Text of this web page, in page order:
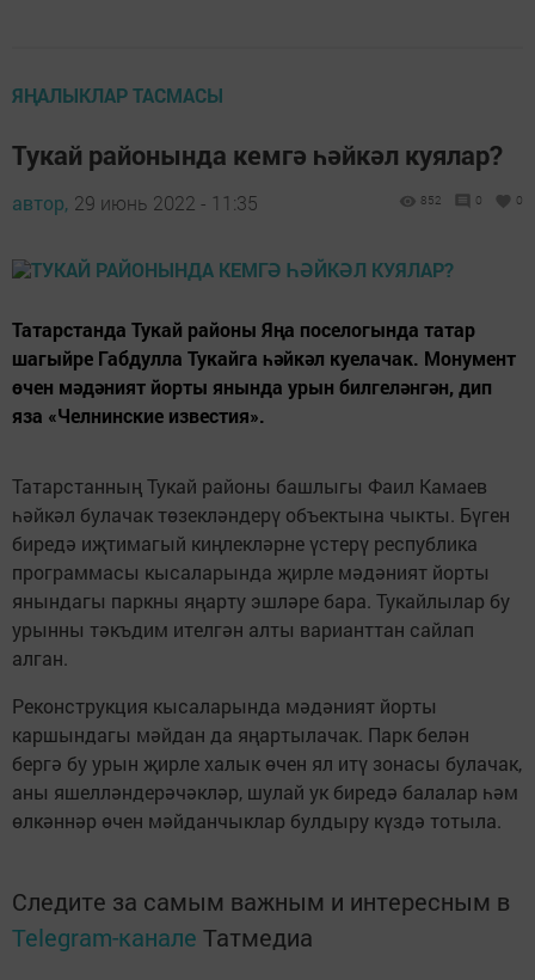
ЯҢАЛЫКЛАР ТАСМАСЫ
Тукай районында кемгә һәйкәл куялар?
автор, 29 июнь 2022 - 11:35 852 0 0
Татарстанда Тукай районы Яңа поселогында татар
шагыйре Габдулла Тукайга һәйкәл куелачак. Монумент
өчен мәдәният йорты янында урын билгеләнгән, дип
яза «Челнинские известия».
Татарстанның Тукай районы башлыгы Фаил Камаев
һәйкәл булачак төзекләндерү объектына чыкты. Бүген
биредә иҗтимагый киңлекләрне үстерү республика
программасы кысаларында җирле мәдәният йорты
янындагы паркны яңарту эшләре бара. Тукайлылар бу
урынны тәкъдим ителгән алты варианттан сайлап
алган.
Реконструкция кысаларында мәдәният йорты
каршындагы мәйдан да яңартылачак. Парк белән
бергә бу урын җирле халык өчен ял итү зонасы булачак,
аны яшелләндерәчәкләр, шулай ук биредә балалар һәм
өлкәннәр өчен мәйданчыклар булдыру күздә тотыла.
Следите за самым важным и интересным в
Telegram-канале Татмедиа